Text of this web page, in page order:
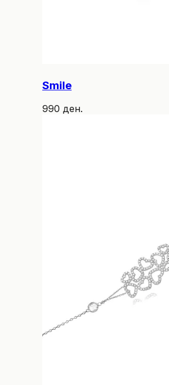
Smile
990 ден.